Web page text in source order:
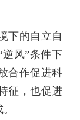
的自立自
风”条件下
合作促进科
征，也促进